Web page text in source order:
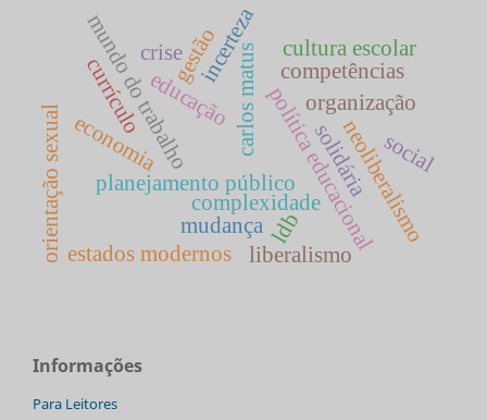
competências
educação
mundo do trabalho política educacional
planejamento público
carlos matus
gestão
complexidade
incerteza
crise
mudança
organização
estados modernos liberalismo
neoliberalismo
economia social
solidária
ldb
currículo
cultura escolar
orientação sexual
Informações
Para Leitores